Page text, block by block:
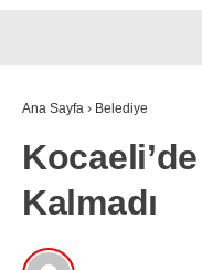
Ana Sayfa › Belediye
Kalmadı